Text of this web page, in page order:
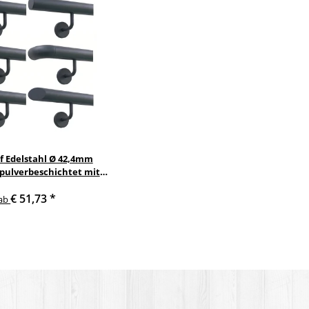
Edelstahl Ø 42,4mm
mit
€ 51,73*